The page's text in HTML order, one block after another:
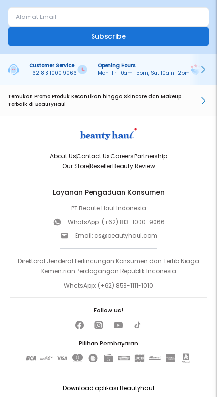
Subscribe
Customer Service
+62 813 1000 9066
Opening Hours
Mon–Fri 10am–5pm, Sat 10am–2pm
Temukan Promo Produk Kecantikan hingga Skincare dan Makeup
Terbaik di BeautyHaul
About UsContact UsCareersPartnership
Our StoreResellerBeauty Review
Layanan Pengaduan Konsumen
PT Beaute Haul Indonesia
WhatsApp: (+62) 813-1000-9066
Email: cs@beautyhaul.com
Direktorat Jenderal Perlindungan Konsumen dan Tertib Niaga
Kementrian Perdagangan Republik Indonesia
WhatsApp: (+62) 853-1111-1010
Pilihan Pembayaran
Follow us!
Download aplikasi Beautyhaul